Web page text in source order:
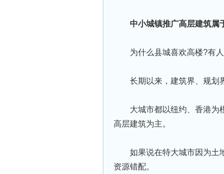
中小城镇推广高层建筑属
为什么县城喜欢高楼?有
⻓期以来，建筑界、规划
大城市都以纽约、香港为
高层建筑为主。
如果说在特大城市因为土
资源错配。